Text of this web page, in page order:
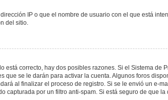
IP o que el nombre de usuario con el que está
del sitio.
está correcto, hay dos posibles razones. Si el Sistema
que se le darán para activar la cuenta. Algunos foros
al finalizar el proceso de registro. Si se le envió un e-
capturada por un filtro anti-spam. Si está seguro de que